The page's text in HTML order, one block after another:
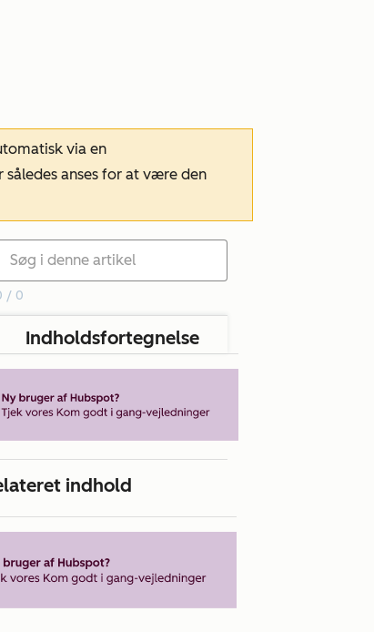
via en
anses for at være den
/ 0
Indholdsfortegnelse
indhold